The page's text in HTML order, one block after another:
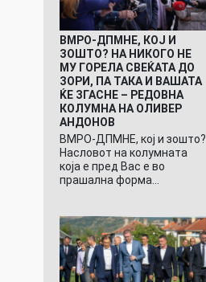
ВМРО-ДПМНЕ, КОЈ И
ЗОШТО? НА НИКОГО НЕ
МУ ГОРЕЛА СВЕЌАТА ДО
ЗОРИ, ПА ТАКА И ВАШАТА
ЌЕ ЗГАСНЕ – РЕДОВНА
КОЛУМНА НА ОЛИВЕР
АНДОНОВ
ВМРО-ДПМНЕ, кој и зошто?
Насловот на колумната
која е пред Вас е во
прашална форма…